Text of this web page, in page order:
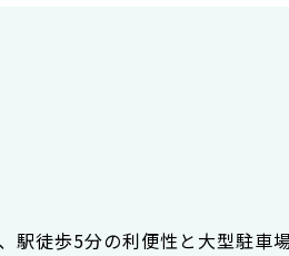
駅徒歩5分の利便性と大型駐車